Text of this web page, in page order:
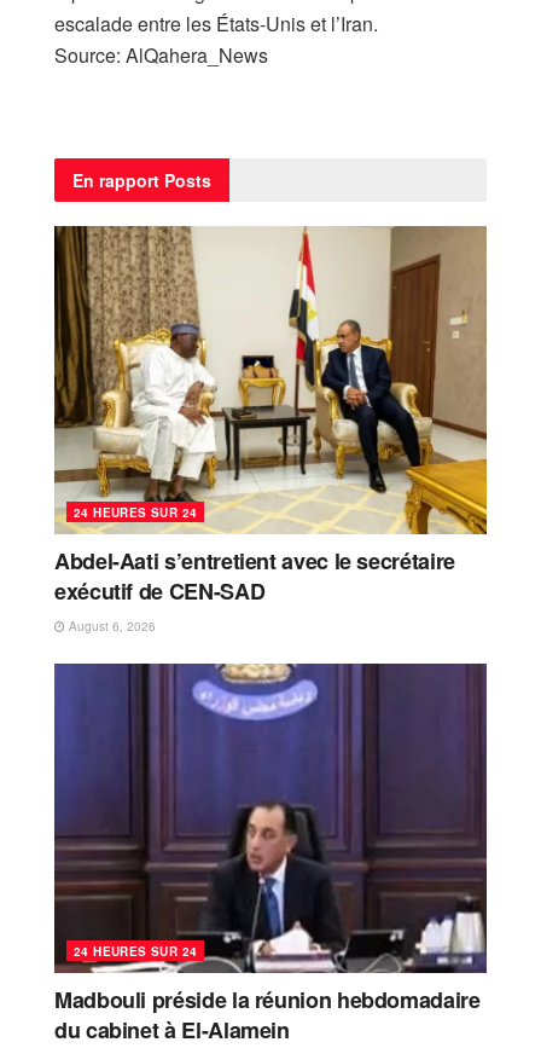
escalade entre les États-Unis et l’Iran.
Source: AlQahera_News
En rapport Posts
24 HEURES SUR 24
Abdel-Aati s’entretient avec le secrétaire
exécutif de CEN-SAD
August 6, 2026
24 HEURES SUR 24
Madbouli préside la réunion hebdomadaire
du cabinet à El-Alamein